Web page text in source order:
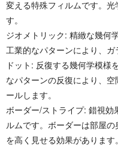
変える特殊フィルムです。
す。
ジオメトリック: 精緻な幾何
工業的なパターンにより、ガ
ドット: 反復する幾何学模様
なパターンの反復により、
ールします。
ボーダー/ストライプ: 錯視効
ルムです。ボーダーは部屋
を高く見せる効果があります。